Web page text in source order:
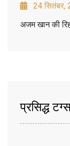
24 सितंबर,
अजम खान की
प्रसिद्ध